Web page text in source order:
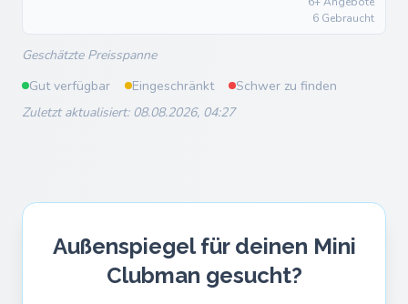
6 Gebraucht
Geschätzte Preisspanne
Gut verfügbar
Eingeschränkt
Schwer zu finden
Zuletzt aktualisiert: 08.08.2026, 04:27
Außenspiegel für deinen Mini
Clubman gesucht?